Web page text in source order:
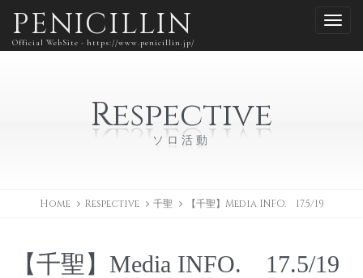
PENICILLIN
Official WebSite - https://www.penicillin.jp/
Respective
ソロ活動
Home Respective 千聖 【千聖】Media INFO. 17.5/19
【千聖】Media INFO. 17.5/19